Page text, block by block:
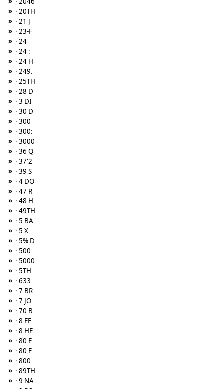
» · 20TH
» · 21 J
» · 23-F
» · 24
» · 24 :
» · 24 H
» · 249.
» · 25TH
» · 28 D
» · 3 DI
» · 30 D
» · 300
» · 300:
» · 3000
» · 36 Q
» · 37'2
» · 39 S
» · 4 DO
» · 47 R
» · 48 H
» · 49TH
» · 5 BA
» · 5 X
» · 5% D
» · 500
» · 5000
» · 5TH
» · 633
» · 7 BR
» · 7 JO
» · 70 B
» · 8 FE
» · 8 HE
» · 80 E
» · 80 F
» · 800
» · 89TH
» · 9 NA